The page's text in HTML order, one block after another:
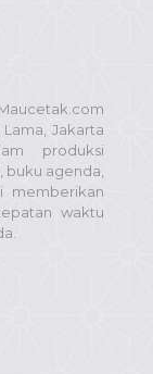
Jakarta
produksi
agenda,
memberikan
waktu